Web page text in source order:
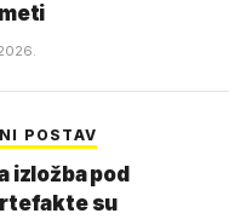
POSTAV
izložba pod
su